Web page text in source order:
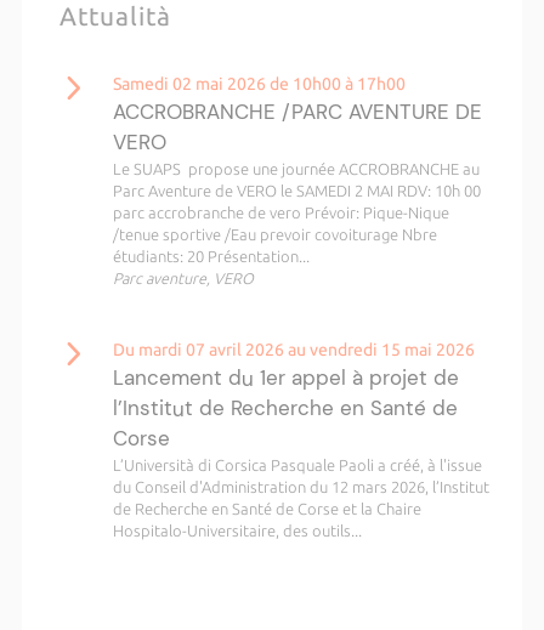
Attualità
Samedi 02 mai 2026 de 10h00 à 17h00
ACCROBRANCHE /PARC AVENTURE DE
VERO
Le SUAPS propose une journée ACCROBRANCHE au
Parc Aventure de VERO le SAMEDI 2 MAI RDV: 10h 00
parc accrobranche de vero Prévoir: Pique-Nique
/tenue sportive /Eau prevoir covoiturage Nbre
étudiants: 20 Présentation...
Parc aventure, VERO
Du mardi 07 avril 2026 au vendredi 15 mai 2026
Lancement du 1er appel à projet de
l’Institut de Recherche en Santé de
Corse
L’Università di Corsica Pasquale Paoli a créé, à l'issue
du Conseil d'Administration du 12 mars 2026, l’Institut
de Recherche en Santé de Corse et la Chaire
Hospitalo-Universitaire, des outils...